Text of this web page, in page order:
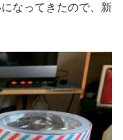
なってきたので、新